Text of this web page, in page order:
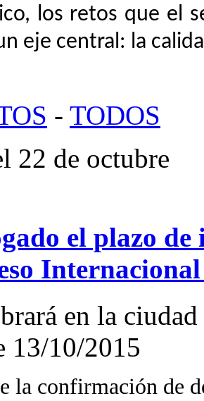
los retos que el
eje central: la
- TODOS
22 de octubre
el plazo
en la
13/10/2015
la confirmación de